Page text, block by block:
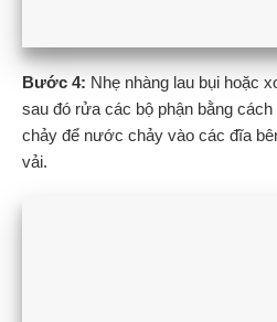
Bước 4: Nhẹ nhàng lau bụi hoặc
sau đó rửa các bộ phận bằng
chảy để nước chảy vào các đĩa
vải.